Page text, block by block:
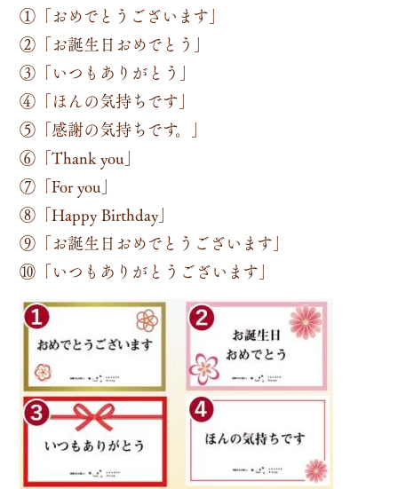
①「おめでとうございます」
②「お誕生日おめでとう」
③「いつもありがとう」
④「ほんの気持ちです」
⑤「感謝の気持ちです。」
⑥「Thank you」
⑦「For you」
⑧「Happy Birthday」
⑨「お誕生日おめでとうございます」
⑩「いつもありがとうございます」